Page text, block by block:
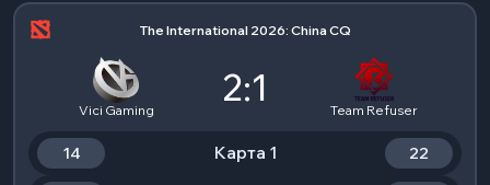
The International 2026: China CQ
Vici Gaming
2:1
Team Refuser
14 Карта 1 22